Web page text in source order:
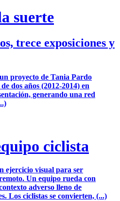
suerte
trece exposiciones y
proyecto de Tania Pardo
dos años (2012-2014) en
generando una red
ciclista
ejercicio visual para ser
Un equipo rueda con
adverso lleno de
Los ciclistas se convierten, (...)